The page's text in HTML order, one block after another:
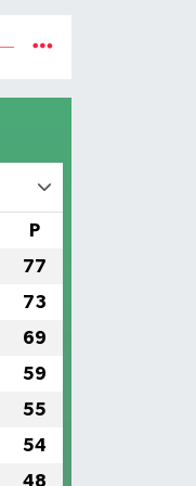
P
77
73
69
59
55
54
48